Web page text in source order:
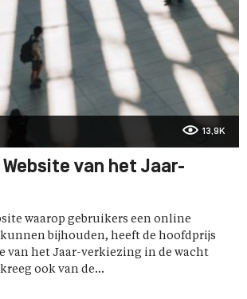
13,9K
van het Jaar-
waarop gebruikers een online
bijhouden, heeft de hoofdprijs
van het Jaar-verkiezing in de wacht
ook van de...